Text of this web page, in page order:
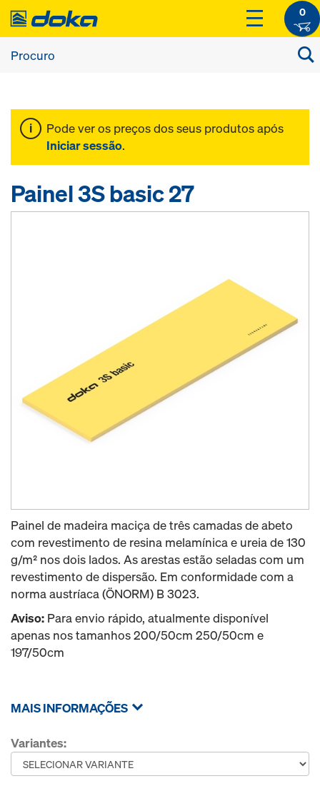
0
Pode ver os preços dos seus produtos após
Iniciar sessão.
Painel 3S basic 27
Painel de madeira maciça de três camadas de abeto
com revestimento de resina melamínica e ureia de 130
g/m² nos dois lados. As arestas estão seladas com um
revestimento de dispersão. Em conformidade com a
norma austríaca (ÖNORM) B 3023.
Aviso: Para envio rápido, atualmente disponível
apenas nos tamanhos 200/50cm 250/50cm e
197/50cm
MAIS INFORMAÇÕES
Variantes: